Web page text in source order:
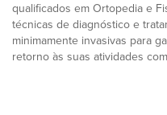
qualificados em Ortopedia e
técnicas de diagnóstico e
minimamente invasivas para
retorno às suas atividades